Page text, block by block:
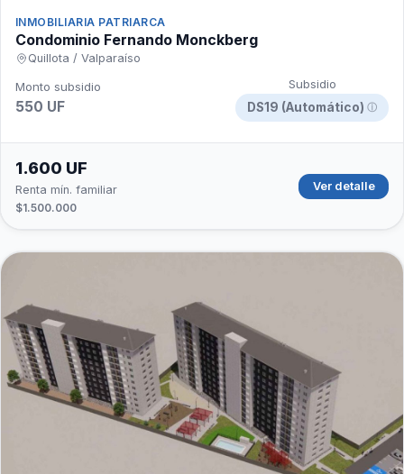
INMOBILIARIA PATRIARCA
Condominio Fernando Monckberg
Quillota / Valparaíso
Monto subsidio
550 UF
Subsidio
DS19 (Automático) ⓘ
1.600 UF
Renta mín. familiar
$1.500.000
Ver detalle